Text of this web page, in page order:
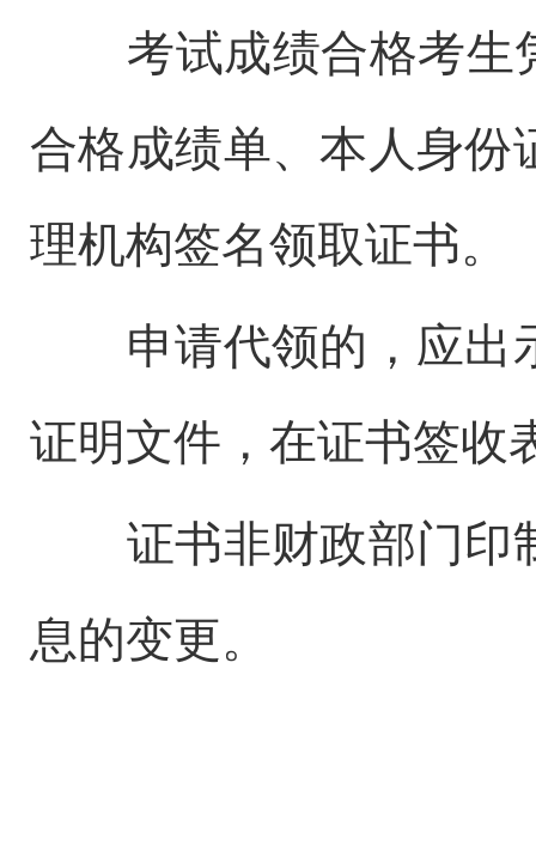
考试成绩合格考生凭
合格成绩单、本人身份
理机构签名领取证书。
申请代领的，应出
证明文件，在证书签收
证书非财政部门印
息的变更。